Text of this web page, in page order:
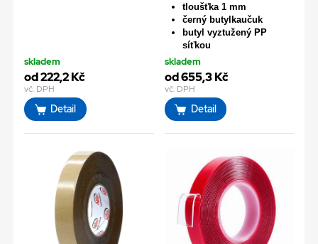
skladem
od 222,2 Kč
vč. DPH
Detail
tloušťka 1 mm
černý butylkaučuk
butyl vyztužený PP
síťkou
skladem
od 655,3 Kč
vč. DPH
Detail